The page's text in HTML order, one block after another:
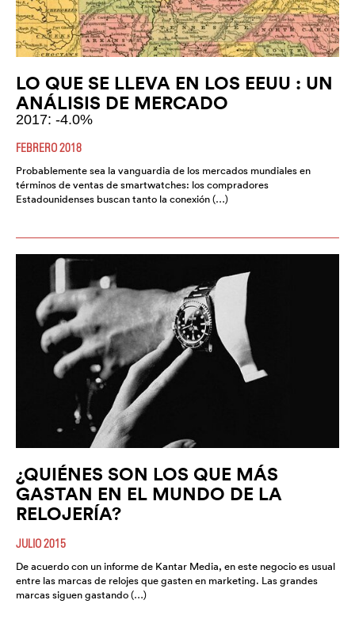
LO QUE SE LLEVA EN LOS EEUU : UN
ANÁLISIS DE MERCADO
2017: -4.0%
FEBRERO 2018
Probablemente sea la vanguardia de los mercados mundiales en
términos de ventas de smartwatches: los compradores
Estadounidenses buscan tanto la conexión (…)
¿QUIÉNES SON LOS QUE MÁS
GASTAN EN EL MUNDO DE LA
RELOJERÍA?
JULIO 2015
De acuerdo con un informe de Kantar Media, en este negocio es usual
entre las marcas de relojes que gasten en marketing. Las grandes
marcas siguen gastando (…)